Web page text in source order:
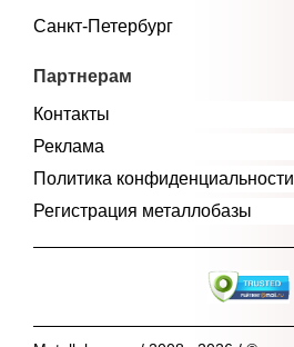
Санкт-Петербург
Партнерам
Контакты
Реклама
Политика конфиденциальности
Регистрация металлобазы